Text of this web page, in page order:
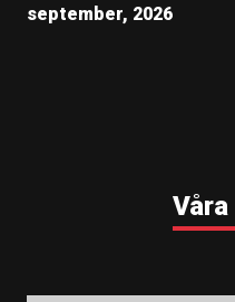
september, 2026